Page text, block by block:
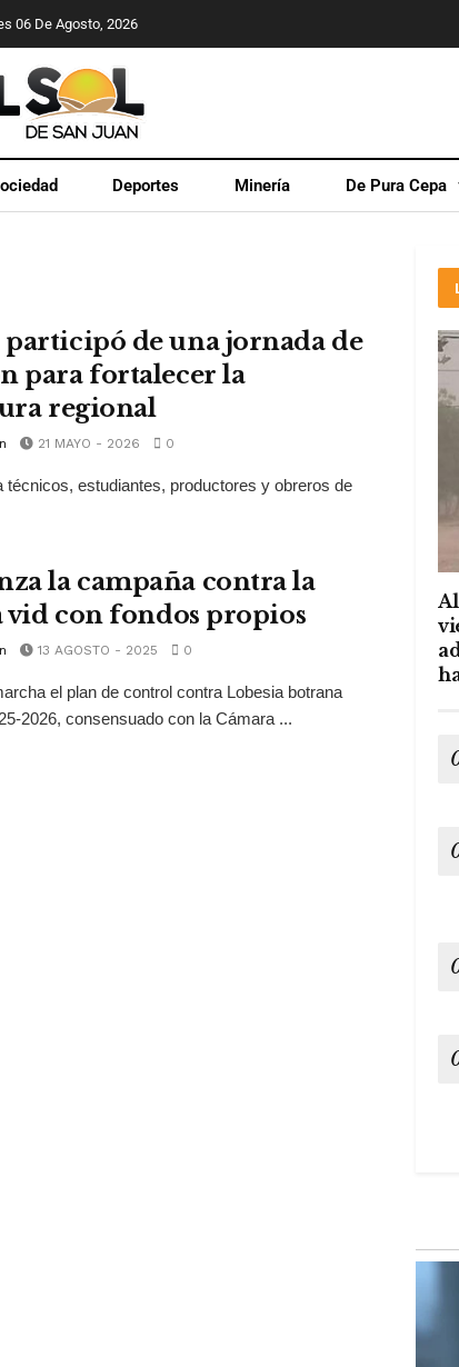
06 De Agosto, 2026
Deportes Minería De Pura Cepa
de una jornada de
para fortalecer la
regional
21 MAYO - 2026 0
técnicos, estudiantes, productores y obreros de
la campaña contra la
vid con fondos propios
13 AGOSTO - 2025 0
el plan de control contra Lobesia botrana
2026, consensuado con la Cámara ...